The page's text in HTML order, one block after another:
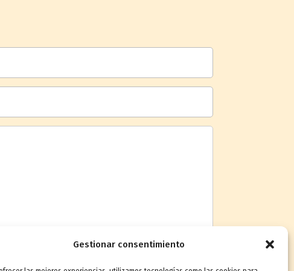
Gestionar consentimiento